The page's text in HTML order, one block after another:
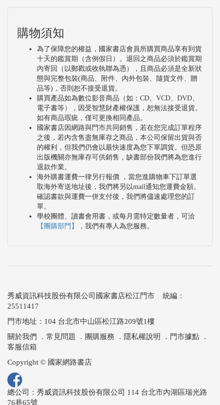
本研究成果可提供交通部、航港局與臺灣港務公司或
環境保護署在研擬港埠及沿岸地區空污對策之參考，
以建立綠色港口，使之符合國際海事組織(IMO)與歐
洲海港組織(ESPO)規範，提升港口國際競爭力，並確
保環境永續發展。另研究成果已藉由舉辦 1次教育訓
練進行推廣。
購物須知
為了保障您的權益，國家書店會員所購買商品享有到貨
十天的鑑賞期（含例假日）。退回之商品必須於鑑賞期
內寄回（以郵戳或收執聯為憑），且商品必須是全新狀
態與完整包裝(商品、附件、內外包裝、隨貨文件、贈
品等)，否則恕不接受退貨。
購買產品如為數位影音商品（如：CD、VCD、DVD、
電子書等），因受智慧財產權保護，恕無法接受退貨。
如有商品瑕疵，僅可更換相同產品。
國家書店因網路與門市共同銷售，若在您完成訂單程序
之後，若內含售盡無庫存之商品，本公司保留出貨與否
的權利，但我們仍會以最快速度為您下單調貨。但恐原
出版機關亦無庫存可供銷售，缺書部份我們將為您進行
退款作業。
海外購書運費一律另行報價 ，當您進購物車下訂單選
取海外寄送地址後，我們將另以mail通知您運費金額。
確認書款與運費一併支付後，我們將儘速處理您的訂
單。
學校團體、讀書會用書，或每月需特定數量者，可洽
【團購部門】
，我們有專人為您服務。
秀威資訊科技股份有限公司國家書店松江門市 統編：
25511417
門市地址：104 台北市中山區松江路209號1樓
關於我們
． 常見問題 ． 團購服務 ． 隱私權說明 ． 門市據點 ．
客服信箱
Copyright © 國家網路書店
總公司：秀威資訊科技股份有限公司 114 台北市內湖區瑞光路
76巷65號